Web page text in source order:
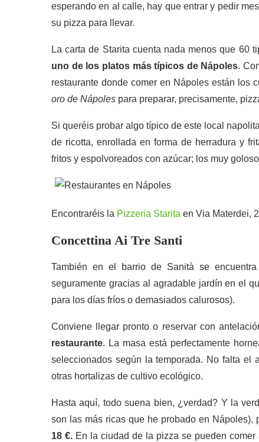
esperando en al calle, hay que entrar y pedir
su pizza para llevar.
La carta de Starita cuenta nada menos que 60
uno de los platos más típicos de Nápoles.
restaurante donde comer en Nápoles están los
oro de Nápoles para preparar, precisamente,
Si queréis probar algo típico de este local
de ricotta, enrollada en forma de herradura y
fritos y espolvoreados con azúcar; los muy
Encontraréis la Pizzeria Starita en Via Materdei,
Concettina Ai Tre Santi
También en el barrio de Sanità se
seguramente gracias al agradable jardín en el
para los días fríos o demasiados calurosos).
Conviene llegar pronto o reservar con
restaurante. La masa está perfectamente
seleccionados según la temporada. No falta el
otras hortalizas de cultivo ecológico.
Hasta aquí, todo suena bien, ¿verdad? Y la
son las más ricas que he probado en Nápoles),
18 €. En la ciudad de la pizza se pueden